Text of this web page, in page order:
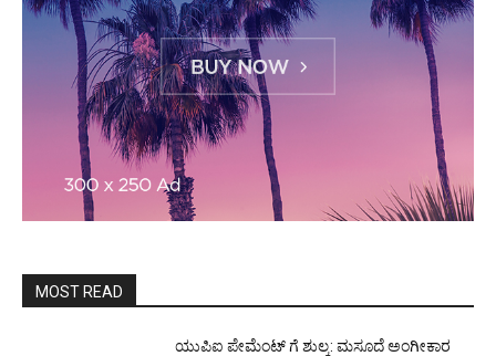
MOST READ
ಯುಪಿಐ ಪೇಮೆಂಟ್ ಗೆ ಶುಲ್ಕ: ಮಸೂದೆ ಅಂಗೀಕಾರ